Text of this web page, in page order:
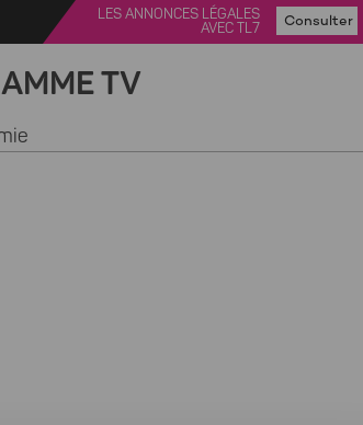
LES ANNONCES LÉGALES
AVEC TL7
Consulter
TV